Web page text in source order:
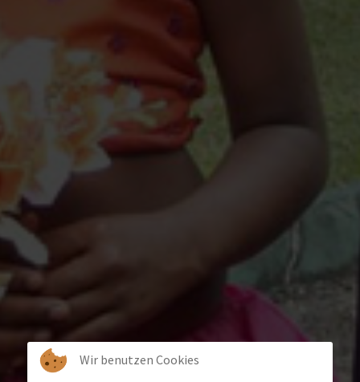
Wir benutzen Cookies